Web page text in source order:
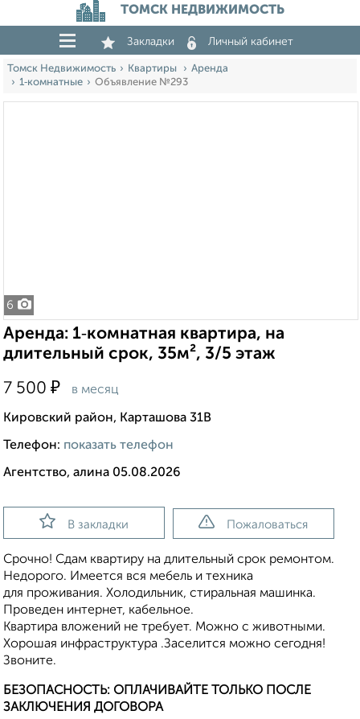
ТОМСК НЕДВИЖИМОСТЬ
Закладки Личный кабинет
Томск Недвижимость Квартиры
Аренда
1‑комнатные
Объявление №293
6
Аренда: 1‑комнатная квартира, на
длительный срок, 35м², 3/5 этаж
7 500 ₽ в месяц
Кировский район, Карташова 31В
Телефон: показать телефон
Агентство, алина 05.08.2026
В закладки Пожаловаться
Срочно! Сдам квартиру на длительный срок ремонтом.
Недорого. Имеется вся мебель и техника
для проживания. Холодильник, стиральная машинка.
Проведен интернет, кабельное.
Квартира вложений не требует. Можно с животными.
Хорошая инфраструктура .Заселится можно сегодня!
Звоните.
БЕЗОПАСНОСТЬ: ОПЛАЧИВАЙТЕ ТОЛЬКО ПОСЛЕ
ЗАКЛЮЧЕНИЯ ДОГОВОРА